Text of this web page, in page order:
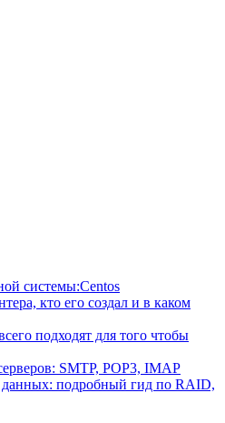
системы:Centos
кто его создал и в каком
подходят для того чтобы
SMTP, POP3, IMAP
данных: подробный гид по RAID,